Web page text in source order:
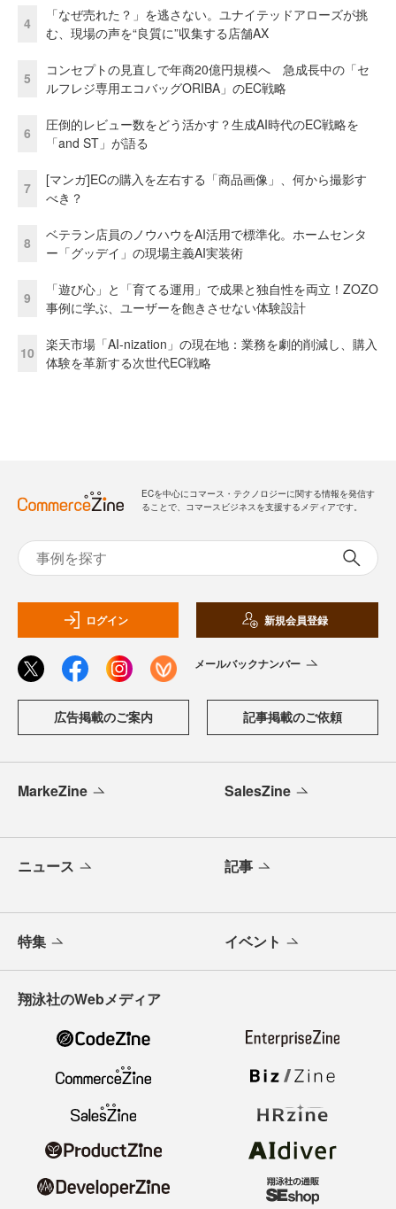
4
「なぜ売れた？」を逃さない。ユナイテッドアローズが挑
む、現場の声を“良質に”収集する店舗AX
5
コンセプトの見直しで年商20億円規模へ 急成長中の「セ
ルフレジ専用エコバッグORIBA」のEC戦略
6
圧倒的レビュー数をどう活かす？生成AI時代のEC戦略を
「and ST」が語る
7
[マンガ]ECの購入を左右する「商品画像」、何から撮影す
べき？
8
ベテラン店員のノウハウをAI活用で標準化。ホームセンタ
ー「グッデイ」の現場主義AI実装術
9
「遊び心」と「育てる運用」で成果と独自性を両立！ZOZO
事例に学ぶ、ユーザーを飽きさせない体験設計
10
楽天市場「AI-nization」の現在地：業務を劇的削減し、購入
体験を革新する次世代EC戦略
ECを中心にコマース・テクノロジーに関する情報を発信す
ることで、コマースビジネスを支援するメディアです。
ログイン 新規会員登録
メールバックナンバー
広告掲載のご案内 記事掲載のご依頼
MarkeZine SalesZine
ニュース 記事
特集 イベント
翔泳社のWebメディア